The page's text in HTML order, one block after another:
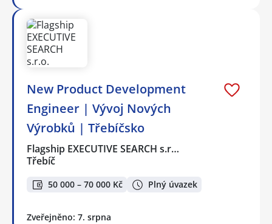
New Product Development
Engineer | Vývoj Nových
Výrobků | Třebíčsko
Flagship EXECUTIVE SEARCH s.r…
Třebíč
50 000 – 70 000 Kč Plný úvazek
Zveřejněno: 7. srpna